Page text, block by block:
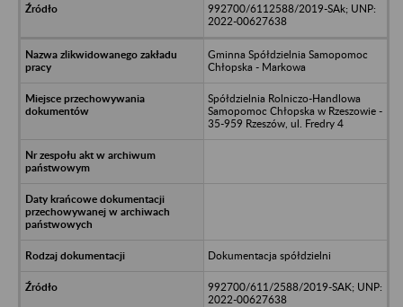
992700/6112588/2019-SAk; UNP:
2022-00627638
Gminna Spółdzielnia Samopomoc
Chłopska - Markowa
Spółdzielnia Rolniczo-Handlowa
Samopomoc Chłopska w Rzeszowie -
35-959 Rzeszów, ul. Fredry 4
Dokumentacja spółdzielni
992700/611/2588/2019-SAK; UNP:
2022-00627638